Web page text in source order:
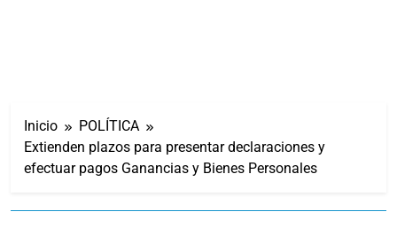
Inicio
POLÍTICA
Extienden plazos para presentar declaraciones y
efectuar pagos Ganancias y Bienes Personales